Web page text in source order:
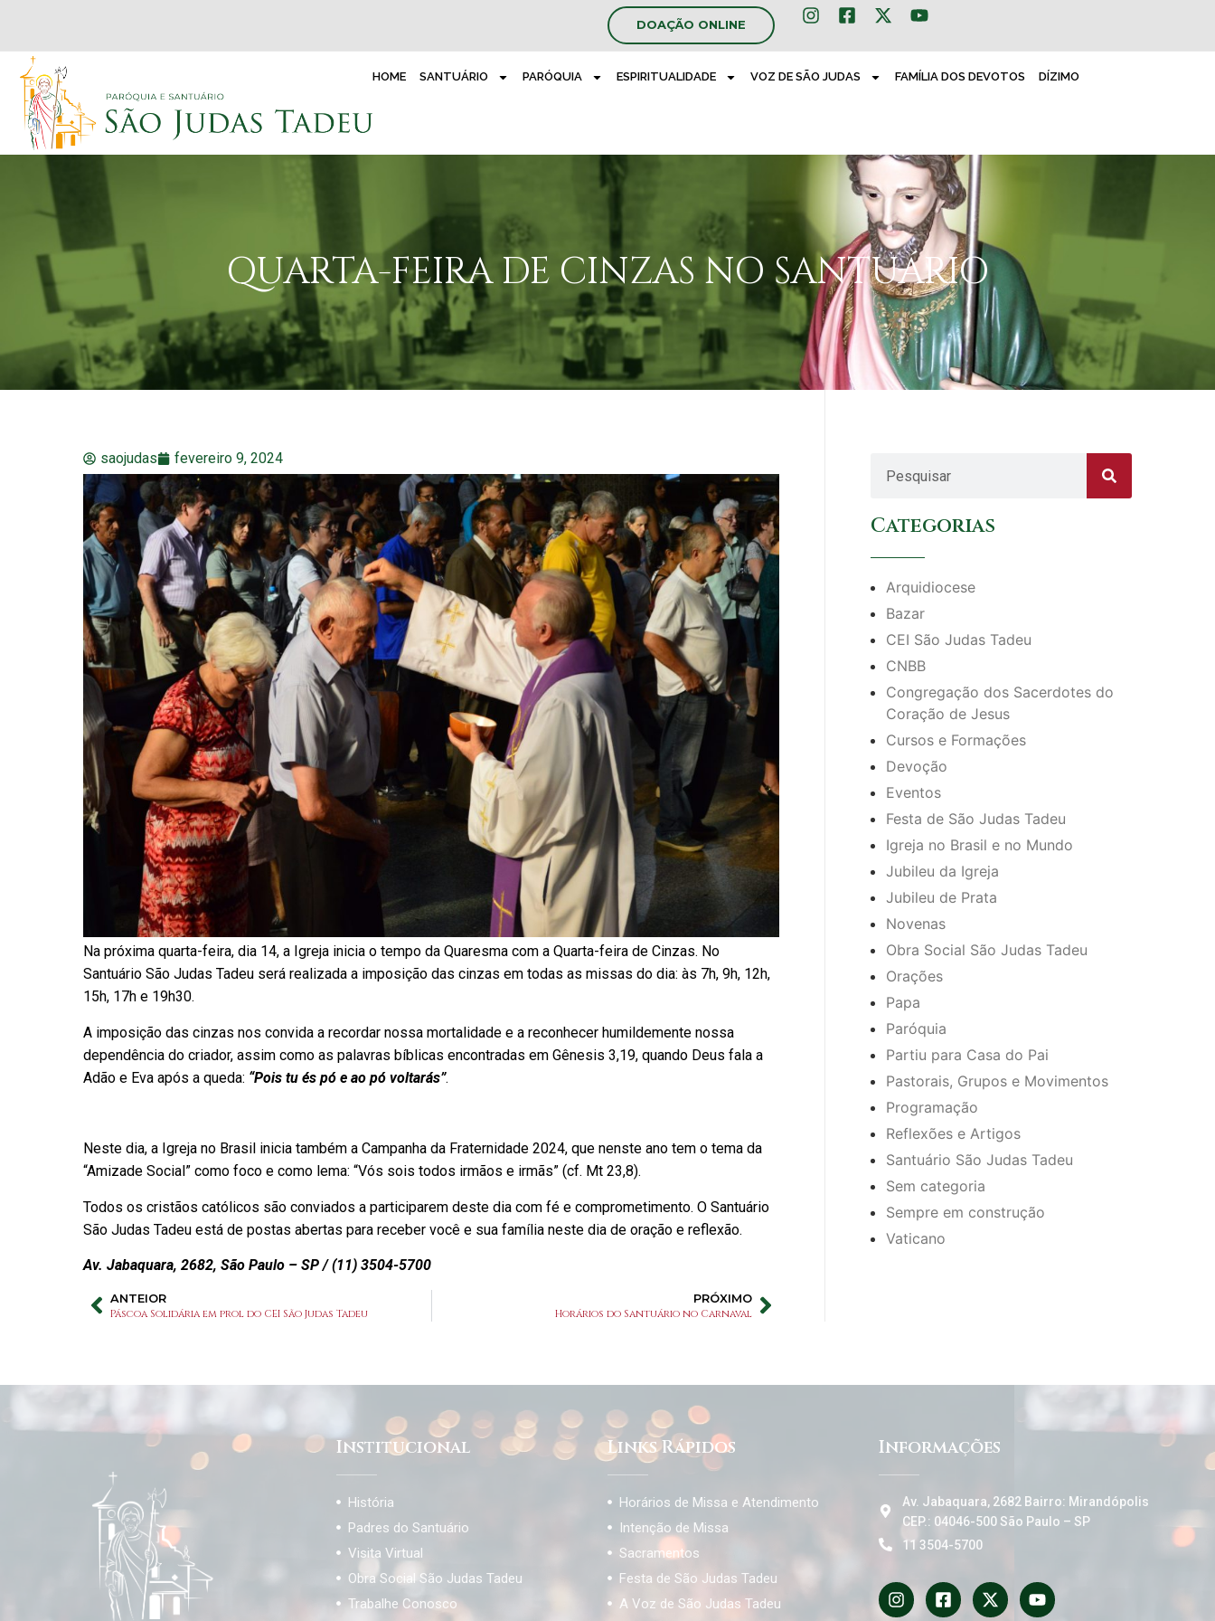
DOAÇÃO ONLINE
HOME SANTUÁRIO PARÓQUIA ESPIRITUALIDADE VOZ DE SÃO JUDAS FAMÍLIA DOS DEVOTOS DÍZIMO
QUARTA-FEIRA DE CINZAS NO SANTUÁRIO
saojudas fevereiro 9, 2024
Na próxima quarta-feira, dia 14, a Igreja inicia o tempo da Quaresma com a Quarta-feira de Cinzas. No
Santuário São Judas Tadeu será realizada a imposição das cinzas em todas as missas do dia: às 7h, 9h, 12h,
15h, 17h e 19h30.
A imposição das cinzas nos convida a recordar nossa mortalidade e a reconhecer humildemente nossa
dependência do criador, assim como as palavras bíblicas encontradas em Gênesis 3,19, quando Deus fala a
Adão e Eva após a queda: “Pois tu és pó e ao pó voltarás”.
Neste dia, a Igreja no Brasil inicia também a Campanha da Fraternidade 2024, que nenste ano tem o tema da
“Amizade Social” como foco e como lema: “Vós sois todos irmãos e irmãs” (cf. Mt 23,8).
Todos os cristãos católicos são conviados a participarem deste dia com fé e comprometimento. O Santuário
São Judas Tadeu está de postas abertas para receber você e sua família neste dia de oração e reflexão.
Av. Jabaquara, 2682, São Paulo – SP / (11) 3504-5700
ANTEIOR
Páscoa Solidária em prol do CEI São Judas Tadeu
PRÓXIMO
Horários do Santuário no Carnaval
Categorias
Arquidiocese
Bazar
CEI São Judas Tadeu
CNBB
Congregação dos Sacerdotes do
Coração de Jesus
Cursos e Formações
Devoção
Eventos
Festa de São Judas Tadeu
Igreja no Brasil e no Mundo
Jubileu da Igreja
Jubileu de Prata
Novenas
Obra Social São Judas Tadeu
Orações
Papa
Paróquia
Partiu para Casa do Pai
Pastorais, Grupos e Movimentos
Programação
Reflexões e Artigos
Santuário São Judas Tadeu
Sem categoria
Sempre em construção
Vaticano
Institucional
História
Padres do Santuário
Visita Virtual
Obra Social São Judas Tadeu
Trabalhe Conosco
Links Rápidos
Horários de Missa e Atendimento
Intenção de Missa
Sacramentos
Festa de São Judas Tadeu
A Voz de São Judas Tadeu
Informações
Av. Jabaquara, 2682 Bairro: Mirandópolis
CEP.: 04046-500 São Paulo – SP
11 3504-5700